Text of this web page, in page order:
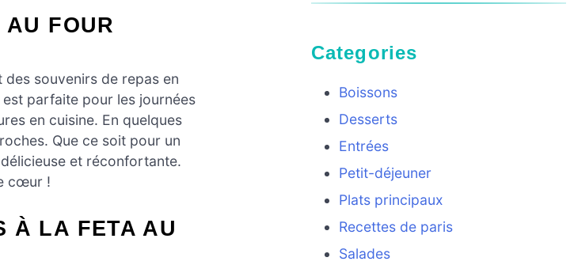
FOUR
des souvenirs de repas en
parfaite pour les journées
en cuisine. En quelques
Que ce soit pour un
et réconfortante.
cœur !
À LA FETA AU
Categories
Boissons
Desserts
Entrées
Petit-déjeuner
Plats principaux
Recettes de paris
Salades